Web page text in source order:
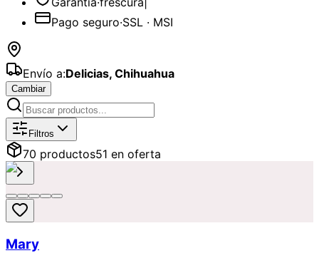
Pago seguro·SSL · MSI
Envío a:Delicias, Chihuahua
Cambiar
Catálogo deFlores
Filtros
70 productos51 en oferta
Mary